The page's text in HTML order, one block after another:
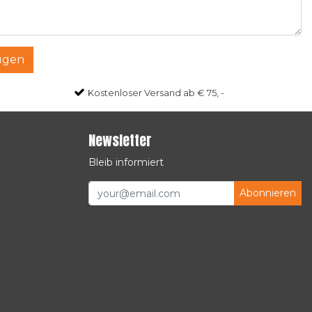
Kostenloser Versand ab € 75, -
Newsletter
Bleib informiert
Abonnieren